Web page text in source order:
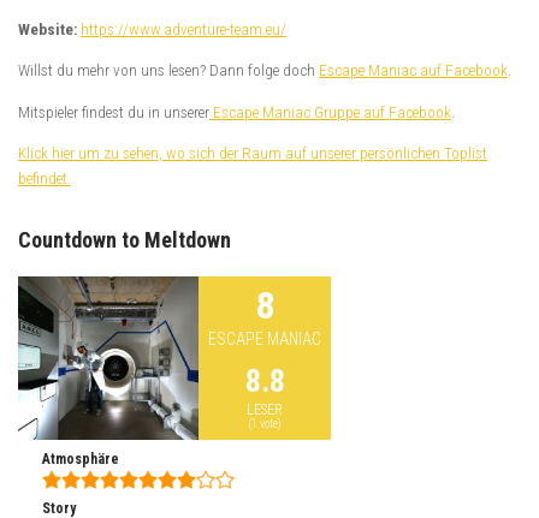
Website: https://www.adventure-team.eu/
Willst du mehr von uns lesen? Dann folge doch Escape Maniac auf Facebook.
Mitspieler findest du in unserer Escape Maniac Gruppe auf Facebook
Klick hier um zu sehen, wo sich der Raum auf unserer persönlichen Toplist
befindet.
Countdown to Meltdown
8
ESCAPE MANIAC
8.8
LESER
(1 vote)
Atmosphäre
Story